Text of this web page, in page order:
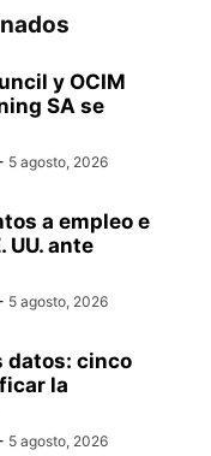
y OCIM
SA se
5 agosto, 2026
a empleo e
UU. ante
5 agosto, 2026
datos: cinco
la
5 agosto, 2026